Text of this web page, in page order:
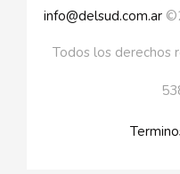
info@delsud.com.ar
Todos los derechos